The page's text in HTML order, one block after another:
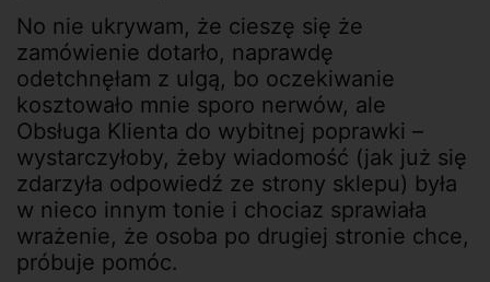
No nie ukrywam, że cieszę się że
zamówienie dotarło, naprawdę
odetchnęłam z ulgą, bo oczekiwanie
kosztowało mnie sporo nerwów, ale
Obsługa Klienta do wybitnej poprawki –
wystarczyłoby, żeby wiadomość (jak już się
zdarzyła odpowiedź ze strony sklepu) była
w nieco innym tonie i chociaz sprawiała
wrażenie, że osoba po drugiej stronie chce,
próbuje pomóc.